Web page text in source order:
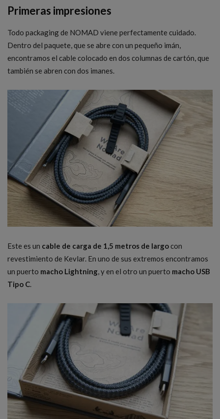
Primeras impresiones
Todo packaging de NOMAD viene perfectamente cuidado.
Dentro del paquete, que se abre con un pequeño imán,
encontramos el cable colocado en dos columnas de cartón, que
también se abren con dos imanes.
Este es un cable de carga de 1,5 metros de largo con
revestimiento de Kevlar. En uno de sus extremos encontramos
un puerto macho Lightning, y en el otro un puerto macho USB
Tipo C.